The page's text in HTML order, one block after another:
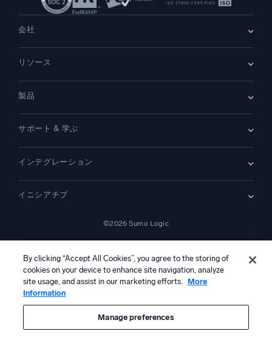
会社
採用情報
リーダーシップ
ニュースルーム
お問い合わせ
リソース
顧客事例
デモ
製品
SIEM
セキュリティ用ログ
監視とトラブルシューティング
比較
サポート & 学ぶ
コミュニティ
サポート
プラットフォームステータス
インテグレーション
Amazon S3 監査
PCI コンプライアンス
すべて表示
イニシアチブ
デジタル顧客体験
ツール統合
©2026 Sumo Logic
—
カリフォルニア州プライバシー通知 AI への指示日本語
本コンテンツは生成AIシステムによって翻訳されている可能性があ
り、情報提供のみを目的としています。不正確さ、誤り、または偏り
を含む可能性があるため、これに基づいて行動を取る前に、必ず独立
した人間による確認および検証を行ってください。
By clicking “Accept All Cookies”, you agree to the storing of
cookies on your device to enhance site navigation, analyze
site usage, and assist in our marketing efforts.
More
Information
Manage preferences